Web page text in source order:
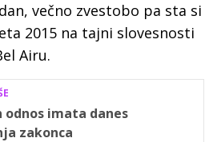
večno zvestobo pa sta si
2015 na tajni slovesnosti
Airu.
odnos imata danes
zakonca